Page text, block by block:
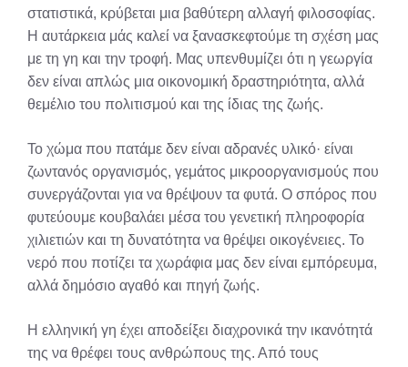
στατιστικά, κρύβεται μια βαθύτερη αλλαγή φιλοσοφίας.
Η αυτάρκεια μάς καλεί να ξανασκεφτούμε τη σχέση μας
με τη γη και την τροφή. Μας υπενθυμίζει ότι η γεωργία
δεν είναι απλώς μια οικονομική δραστηριότητα, αλλά
θεμέλιο του πολιτισμού και της ίδιας της ζωής.
Το χώμα που πατάμε δεν είναι αδρανές υλικό· είναι
ζωντανός οργανισμός, γεμάτος μικροοργανισμούς που
συνεργάζονται για να θρέψουν τα φυτά. Ο σπόρος που
φυτεύουμε κουβαλάει μέσα του γενετική πληροφορία
χιλιετιών και τη δυνατότητα να θρέψει οικογένειες. Το
νερό που ποτίζει τα χωράφια μας δεν είναι εμπόρευμα,
αλλά δημόσιο αγαθό και πηγή ζωής.
Η ελληνική γη έχει αποδείξει διαχρονικά την ικανότητά
της να θρέφει τους ανθρώπους της. Από τους